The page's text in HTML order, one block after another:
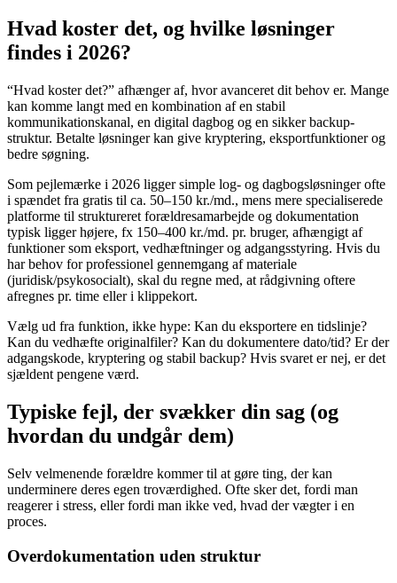
Hvad koster det, og hvilke løsninger
findes i 2026?
“Hvad koster det?” afhænger af, hvor avanceret dit behov er. Mange
kan komme langt med en kombination af en stabil
kommunikationskanal, en digital dagbog og en sikker backup-
struktur. Betalte løsninger kan give kryptering, eksportfunktioner og
bedre søgning.
Som pejlemærke i 2026 ligger simple log- og dagbogsløsninger ofte
i spændet fra gratis til ca. 50–150 kr./md., mens mere specialiserede
platforme til struktureret forældresamarbejde og dokumentation
typisk ligger højere, fx 150–400 kr./md. pr. bruger, afhængigt af
funktioner som eksport, vedhæftninger og adgangsstyring. Hvis du
har behov for professionel gennemgang af materiale
(juridisk/psykosocialt), skal du regne med, at rådgivning oftere
afregnes pr. time eller i klippekort.
Vælg ud fra funktion, ikke hype: Kan du eksportere en tidslinje?
Kan du vedhæfte originalfiler? Kan du dokumentere dato/tid? Er der
adgangskode, kryptering og stabil backup? Hvis svaret er nej, er det
sjældent pengene værd.
Typiske fejl, der svækker din sag (og
hvordan du undgår dem)
Selv velmenende forældre kommer til at gøre ting, der kan
underminere deres egen troværdighed. Ofte sker det, fordi man
reagerer i stress, eller fordi man ikke ved, hvad der vægter i en
proces.
Overdokumentation uden struktur